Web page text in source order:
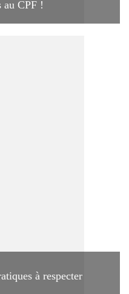
au CPF !
à respecter